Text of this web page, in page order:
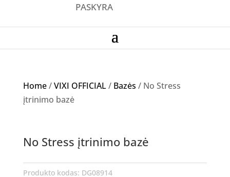
PASKYRA
Home/VIXI OFFICIAL/ Bazės / No Stress
įtrinimo bazė
NETURIME
No Stress įtrinimo bazė
Produkto kodas: DG08914